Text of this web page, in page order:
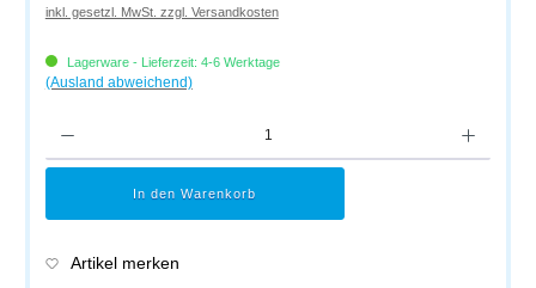
inkl. gesetzl. MwSt. zzgl. Versandkosten
Lagerware - Lieferzeit: 4-6 Werktage
(Ausland abweichend)
In den Warenkorb
Artikel merken